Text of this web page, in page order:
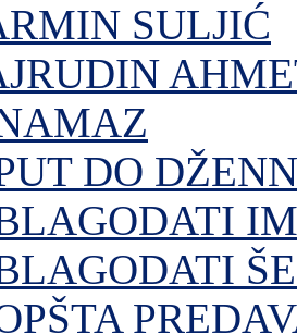
SULJIĆ
DO